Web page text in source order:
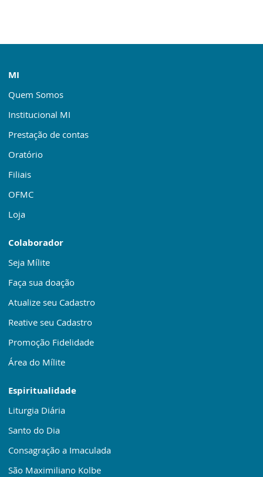
MI
Quem Somos
Institucional MI
Prestação de contas
Oratório
Filiais
OFMC
Loja
Colaborador
Seja Mílite
Faça sua doação
Atualize seu Cadastro
Reative seu Cadastro
Promoção Fidelidade
Área do Mílite
Espiritualidade
Liturgia Diária
Santo do Dia
Consagração a Imaculada
São Maximiliano Kolbe